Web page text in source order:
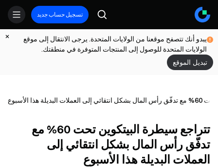
تسجيل حساب جديد
يبدو أنك تتصفح موقعنا من الولايات المتحدة. يرجى الانتقال إلى موقع
الولايات المتحدة للوصول إلى المنتجات المتوفرة في منطقتك.
تبديل الموقع
هذا الأسبوع
تتراجع سيطرة البيتكوين تحت 60% مع
تدفّق رأس المال بشكل انتقائي إلى
العملات البديلة هذا الأسبوع